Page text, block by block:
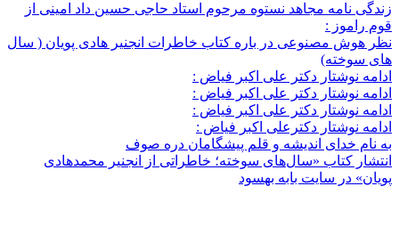
زندگی نامه مجاهد نستوه مرحوم استاد حاجی حسین داد امینی از
قوم راموز :
نظر هوش مصنوعی در باره کتاب خاطرات انجنیر هادی پویان ( سال
های سوخته)
ادامه نوشتار دکتر علی اکبر فیاض :
ادامه نوشتار دکتر علی اکبر فیاض :
ادامه نوشتار دکتر علی اکبر فیاض :
ادامه نوشتار دکترعلی اکبر فیاض :
به نام خدای اندیشه و قلم پیشگامان دره صوف
انتشار کتاب «سال‌های سوخته؛ خاطراتی از انجنیر محمدهادی
پویان» در سایت بابه بهسود